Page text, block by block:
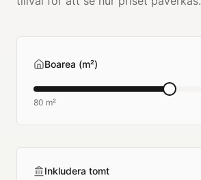
Boarea (m²)
80 m²
Inkludera tomt